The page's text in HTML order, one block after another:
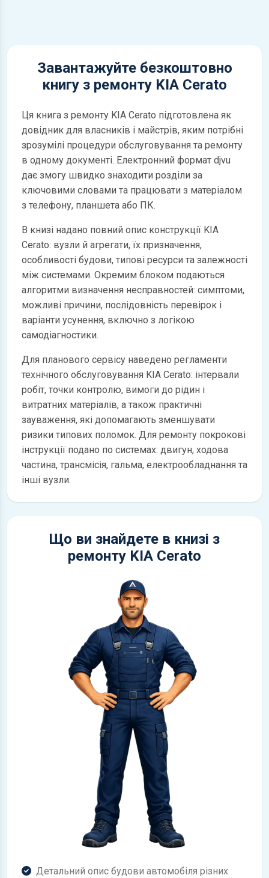
Завантажуйте безкоштовно
книгу з ремонту KIA Cerato
Ця книга з ремонту KIA Cerato підготовлена як
довідник для власників і майстрів, яким потрібні
зрозумілі процедури обслуговування та ремонту
в одному документі. Електронний формат djvu
дає змогу швидко знаходити розділи за
ключовими словами та працювати з матеріалом
з телефону, планшета або ПК.
В книзі надано повний опис конструкції KIA
Cerato: вузли й агрегати, їх призначення,
особливості будови, типові ресурси та залежності
між системами. Окремим блоком подаються
алгоритми визначення несправностей: симптоми,
можливі причини, послідовність перевірок і
варіанти усунення, включно з логікою
самодіагностики.
Для планового сервісу наведено регламенти
технічного обслуговування KIA Cerato: інтервали
робіт, точки контролю, вимоги до рідин і
витратних матеріалів, а також практичні
зауваження, які допомагають зменшувати
ризики типових поломок. Для ремонту покрокові
інструкції подано по системах: двигун, ходова
частина, трансмісія, гальма, електрообладнання та
інші вузли.
Що ви знайдете в книзі з
ремонту KIA Cerato
Детальний опис будови автомобіля різних